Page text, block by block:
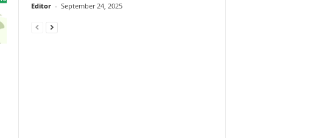
Editor - September 24, 2025